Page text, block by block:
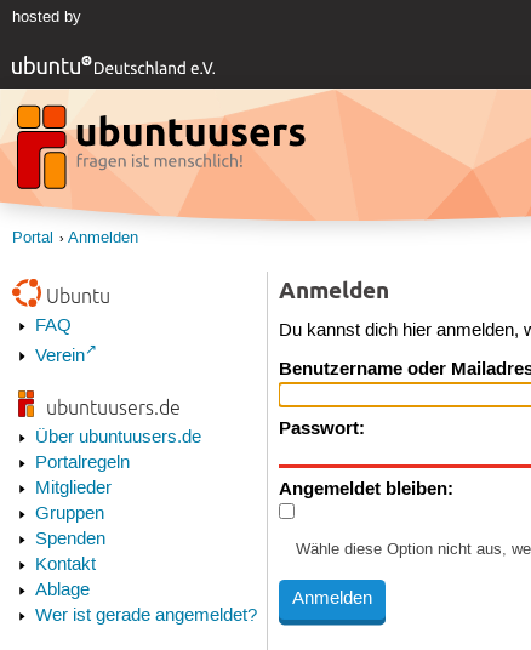
hosted by
Portal Anmelden
Ubuntu
FAQ
Verein
ubuntuusers.de
Über ubuntuusers.de
Portalregeln
Mitglieder
Gruppen
Spenden
Kontakt
Ablage
Wer ist gerade angemeldet?
Anmelden
Du kannst dich hier anmelden,
Benutzername oder
Passwort:
Angemeldet bleiben:
Wähle diese Option nicht aus,